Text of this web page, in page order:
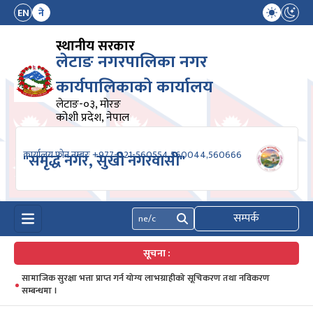
EN ने
स्थानीय सरकार
लेटाङ नगरपालिका नगर
कार्यपालिकाको कार्यालय
लेटाङ-०३, मोरङ
कोशी प्रदेश, नेपाल
कार्यालय फोन नम्बरः +977-021-560554,560044,560666
"समृद्ध नगर, सुखी नगरवासी"
खोज्नुहोस् सम्पर्क
सूचना :
सामाजिक सुरक्षा भत्ता प्राप्त गर्न योग्य लाभग्राहीको सूचिकरण तथा नविकरण
सम्बन्धमा ।